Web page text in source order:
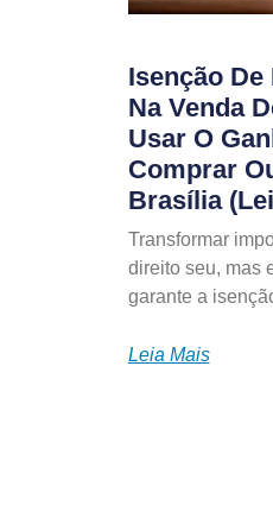
Isenção De
Na Venda
Usar O
Comprar
Brasília
Transformar
direito seu, mas
garante a
Leia Mais